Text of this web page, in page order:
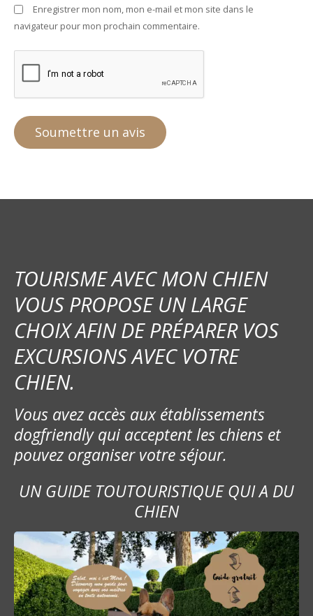
Enregistrer mon nom, mon e-mail et mon site dans le
navigateur pour mon prochain commentaire.
TOURISME AVEC MON CHIEN
VOUS PROPOSE UN LARGE
CHOIX AFIN DE PRÉPARER VOS
EXCURSIONS AVEC VOTRE
CHIEN.
Vous avez accès aux établissements
dogfriendly qui acceptent les chiens et
pouvez organiser votre séjour.
UN GUIDE TOUTOURISTIQUE QUI A DU
CHIEN